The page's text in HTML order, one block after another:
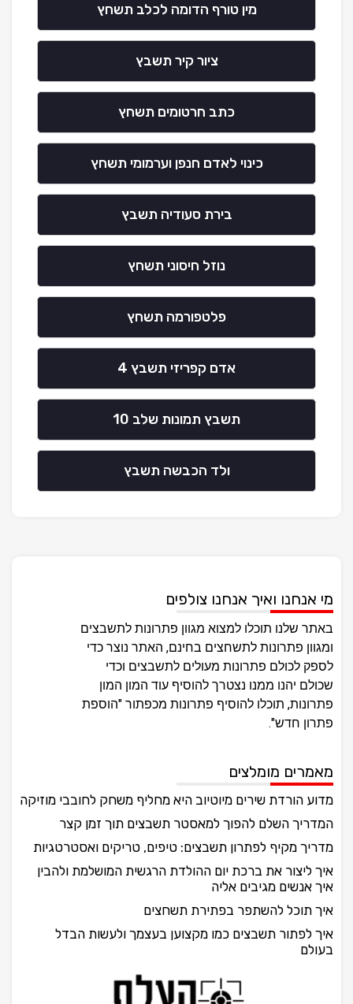
מין טורף הדומה לכלב תשחץ
ציור קיר תשבץ
כתב חרטומים תשחץ
כינוי לאדם חנפן וערמומי תשחץ
בירת סעודיה תשבץ
נוזל חיסוני תשחץ
פלטפורמה תשחץ
אדם קפריזי תשבץ 4
תשבץ תמונות שלב 10
ולד הכבשה תשבץ
מי אנחנו ואיך אנחנו צולפים
באתר שלנו תוכלו למצוא מגוון פתרונות לתשבצים
ומגוון פתרונות לתשחצים בחינם, האתר נוצר כדי
לספק לכולם פתרונות מעולים לתשבצים וכדי
שכולם יהנו ממנו נצטרך להוסיף עוד המון המון
פתרונות, תוכלו להוסיף פתרונות מכפתור "הוספת
פתרון חדש".
מאמרים מומלצים
מדוע הורדת שירים מיוטיוב היא מחליף משחק לחובבי מוזיקה
המדריך השלם להפוך למאסטר תשבצים תוך זמן קצר
מדריך מקיף לפתרון תשבצים: טיפים, טריקים ואסטרטגיות
איך ליצור את ברכת יום ההולדת הרגשית המושלמת ולהבין
איך אנשים מגיבים אליה
איך תוכל להשתפר בפתירת תשחצים
איך לפתור תשבצים כמו מקצוען בעצמך ולעשות הבדל
בעולם